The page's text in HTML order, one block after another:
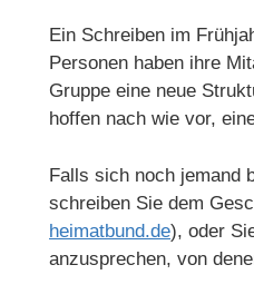
Ein Schreiben im
Personen haben ihre
Gruppe eine neue
hoffen nach wie vor,
Falls sich noch jemand
schreiben Sie dem
heimatbund.de), oder
anzusprechen, von